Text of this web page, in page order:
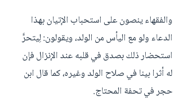
والفقهاء ينصون على استحباب الإتيان بهذا
الدعاء ولو مع اليأس من الولد، ويقولون: لِيتحرَّ
استحضار ذلك بصدق في قلبه عند الإنزال فإن
له أثرا بينا في صلاح الولد وغيره، كما قال ابن
حجر في تحفة المحتاج.